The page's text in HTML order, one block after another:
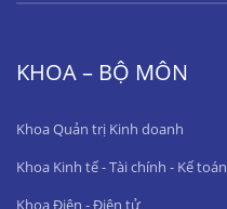
KHOA – BỘ MÔN
Khoa Quản trị Kinh doanh
Khoa Kinh tế - Tài chính - Kế toán
Khoa Điện - Điện tử